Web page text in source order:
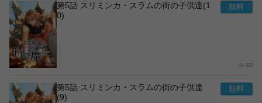
第5話 スリミンカ・スラムの街の子供達(1
0)
222
第5話 スリミンカ・スラムの街の子供達
(9)